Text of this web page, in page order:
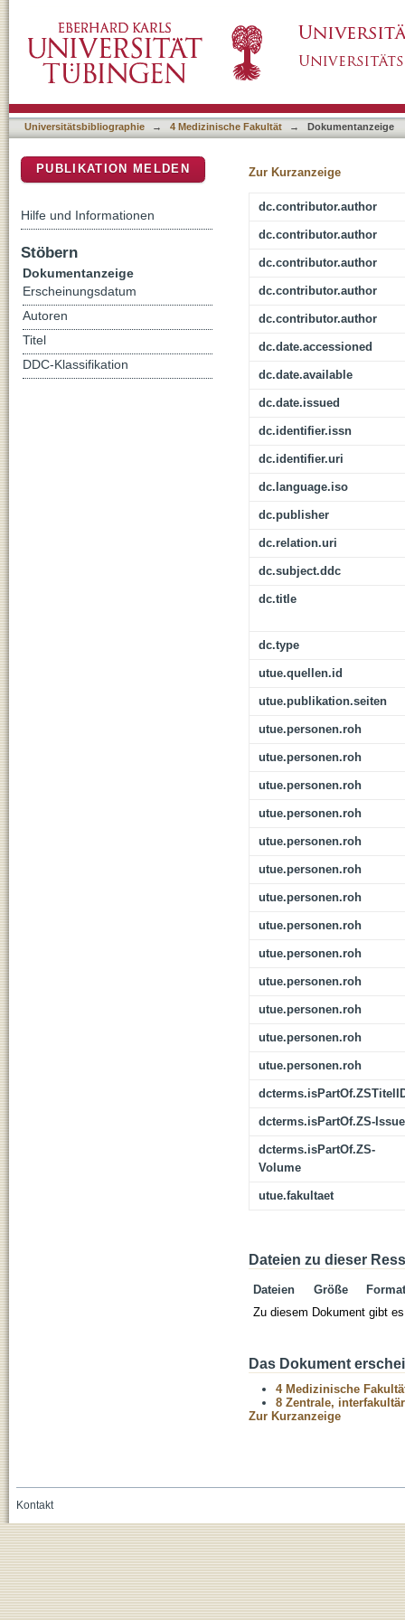
Universitätsbibliographie → 4 Medizinische Fakultät → Dokumentanzeige
Zur Kurzanzeige
dc.contributor.author
dc.contributor.author
dc.contributor.author
dc.contributor.author
dc.contributor.author
dc.date.accessioned
dc.date.available
dc.date.issued
dc.identifier.issn
dc.identifier.uri
dc.language.iso
dc.publisher
dc.relation.uri
dc.subject.ddc
dc.title
dc.type
utue.quellen.id
utue.publikation.seiten
utue.personen.roh
utue.personen.roh
utue.personen.roh
utue.personen.roh
utue.personen.roh
utue.personen.roh
utue.personen.roh
utue.personen.roh
utue.personen.roh
utue.personen.roh
utue.personen.roh
utue.personen.roh
utue.personen.roh
dcterms.isPartOf.ZS-Issue
dcterms.isPartOf.ZS-
Volume
utue.fakultaet
Dateien zu dieser
Dateien Größe
Format
Zu diesem Dokument gibt
Das Dokument
4 Medizinische
8 Zentrale,
Zur Kurzanzeige
PUBLIKATION MELDEN
Hilfe und Informationen
Stöbern
Dokumentanzeige
Erscheinungsdatum
Autoren
Titel
DDC-Klassifikation
Kontakt